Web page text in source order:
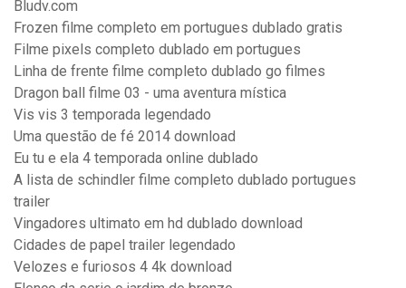
Bludv.com
Frozen filme completo em portugues dublado gratis
Filme pixels completo dublado em portugues
Linha de frente filme completo dublado go filmes
Dragon ball filme 03 - uma aventura mística
Vis vis 3 temporada legendado
Uma questão de fé 2014 download
Eu tu e ela 4 temporada online dublado
A lista de schindler filme completo dublado portugues
trailer
Vingadores ultimato em hd dublado download
Cidades de papel trailer legendado
Velozes e furiosos 4 4k download